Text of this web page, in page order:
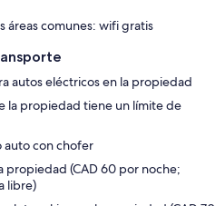
áreas comunes: wifi gratis
autos eléctricos en la propiedad
la propiedad tiene un límite de
auto con chofer
propiedad (CAD 60 por noche;
libre)